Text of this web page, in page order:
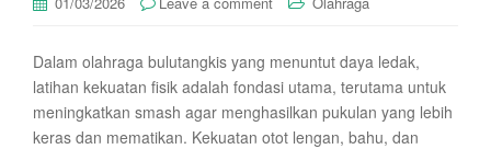
Dalam olahraga bulutangkis yang menuntut daya ledak,
latihan kekuatan fisik adalah fondasi utama, terutama untuk
meningkatkan smash agar menghasilkan pukulan yang lebih
keras dan mematikan. Kekuatan otot lengan, bahu, dan